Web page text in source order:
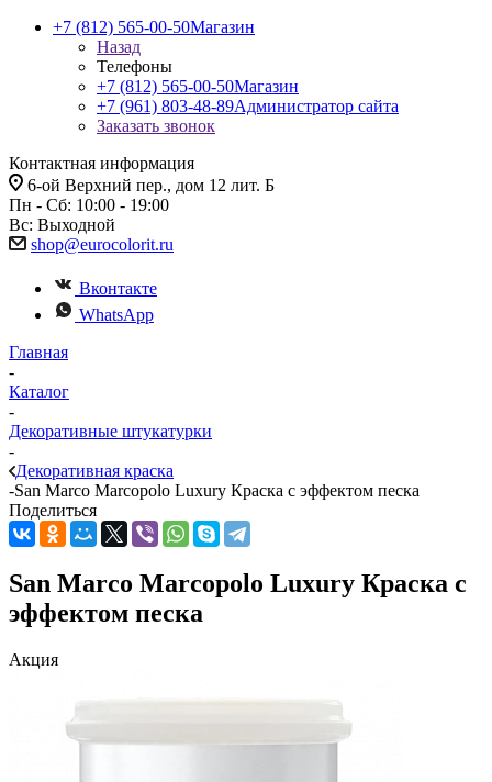
+7 (812) 565-00-50Магазин
Назад
Телефоны
+7 (812) 565-00-50Магазин
+7 (961) 803-48-89Администратор сайта
Заказать звонок
Контактная информация
6-ой Верхний пер., дом 12 лит. Б
Пн - Сб: 10:00 - 19:00
Вс: Выходной
shop@eurocolorit.ru
Вконтакте
WhatsApp
Главная
-
Каталог
-
Декоративные штукатурки
-
Декоративная краска
-San Marco Marcopolo Luxury Краска с эффектом песка
Поделиться
San Marco Marcopolo Luxury Краска с
эффектом песка
Акция